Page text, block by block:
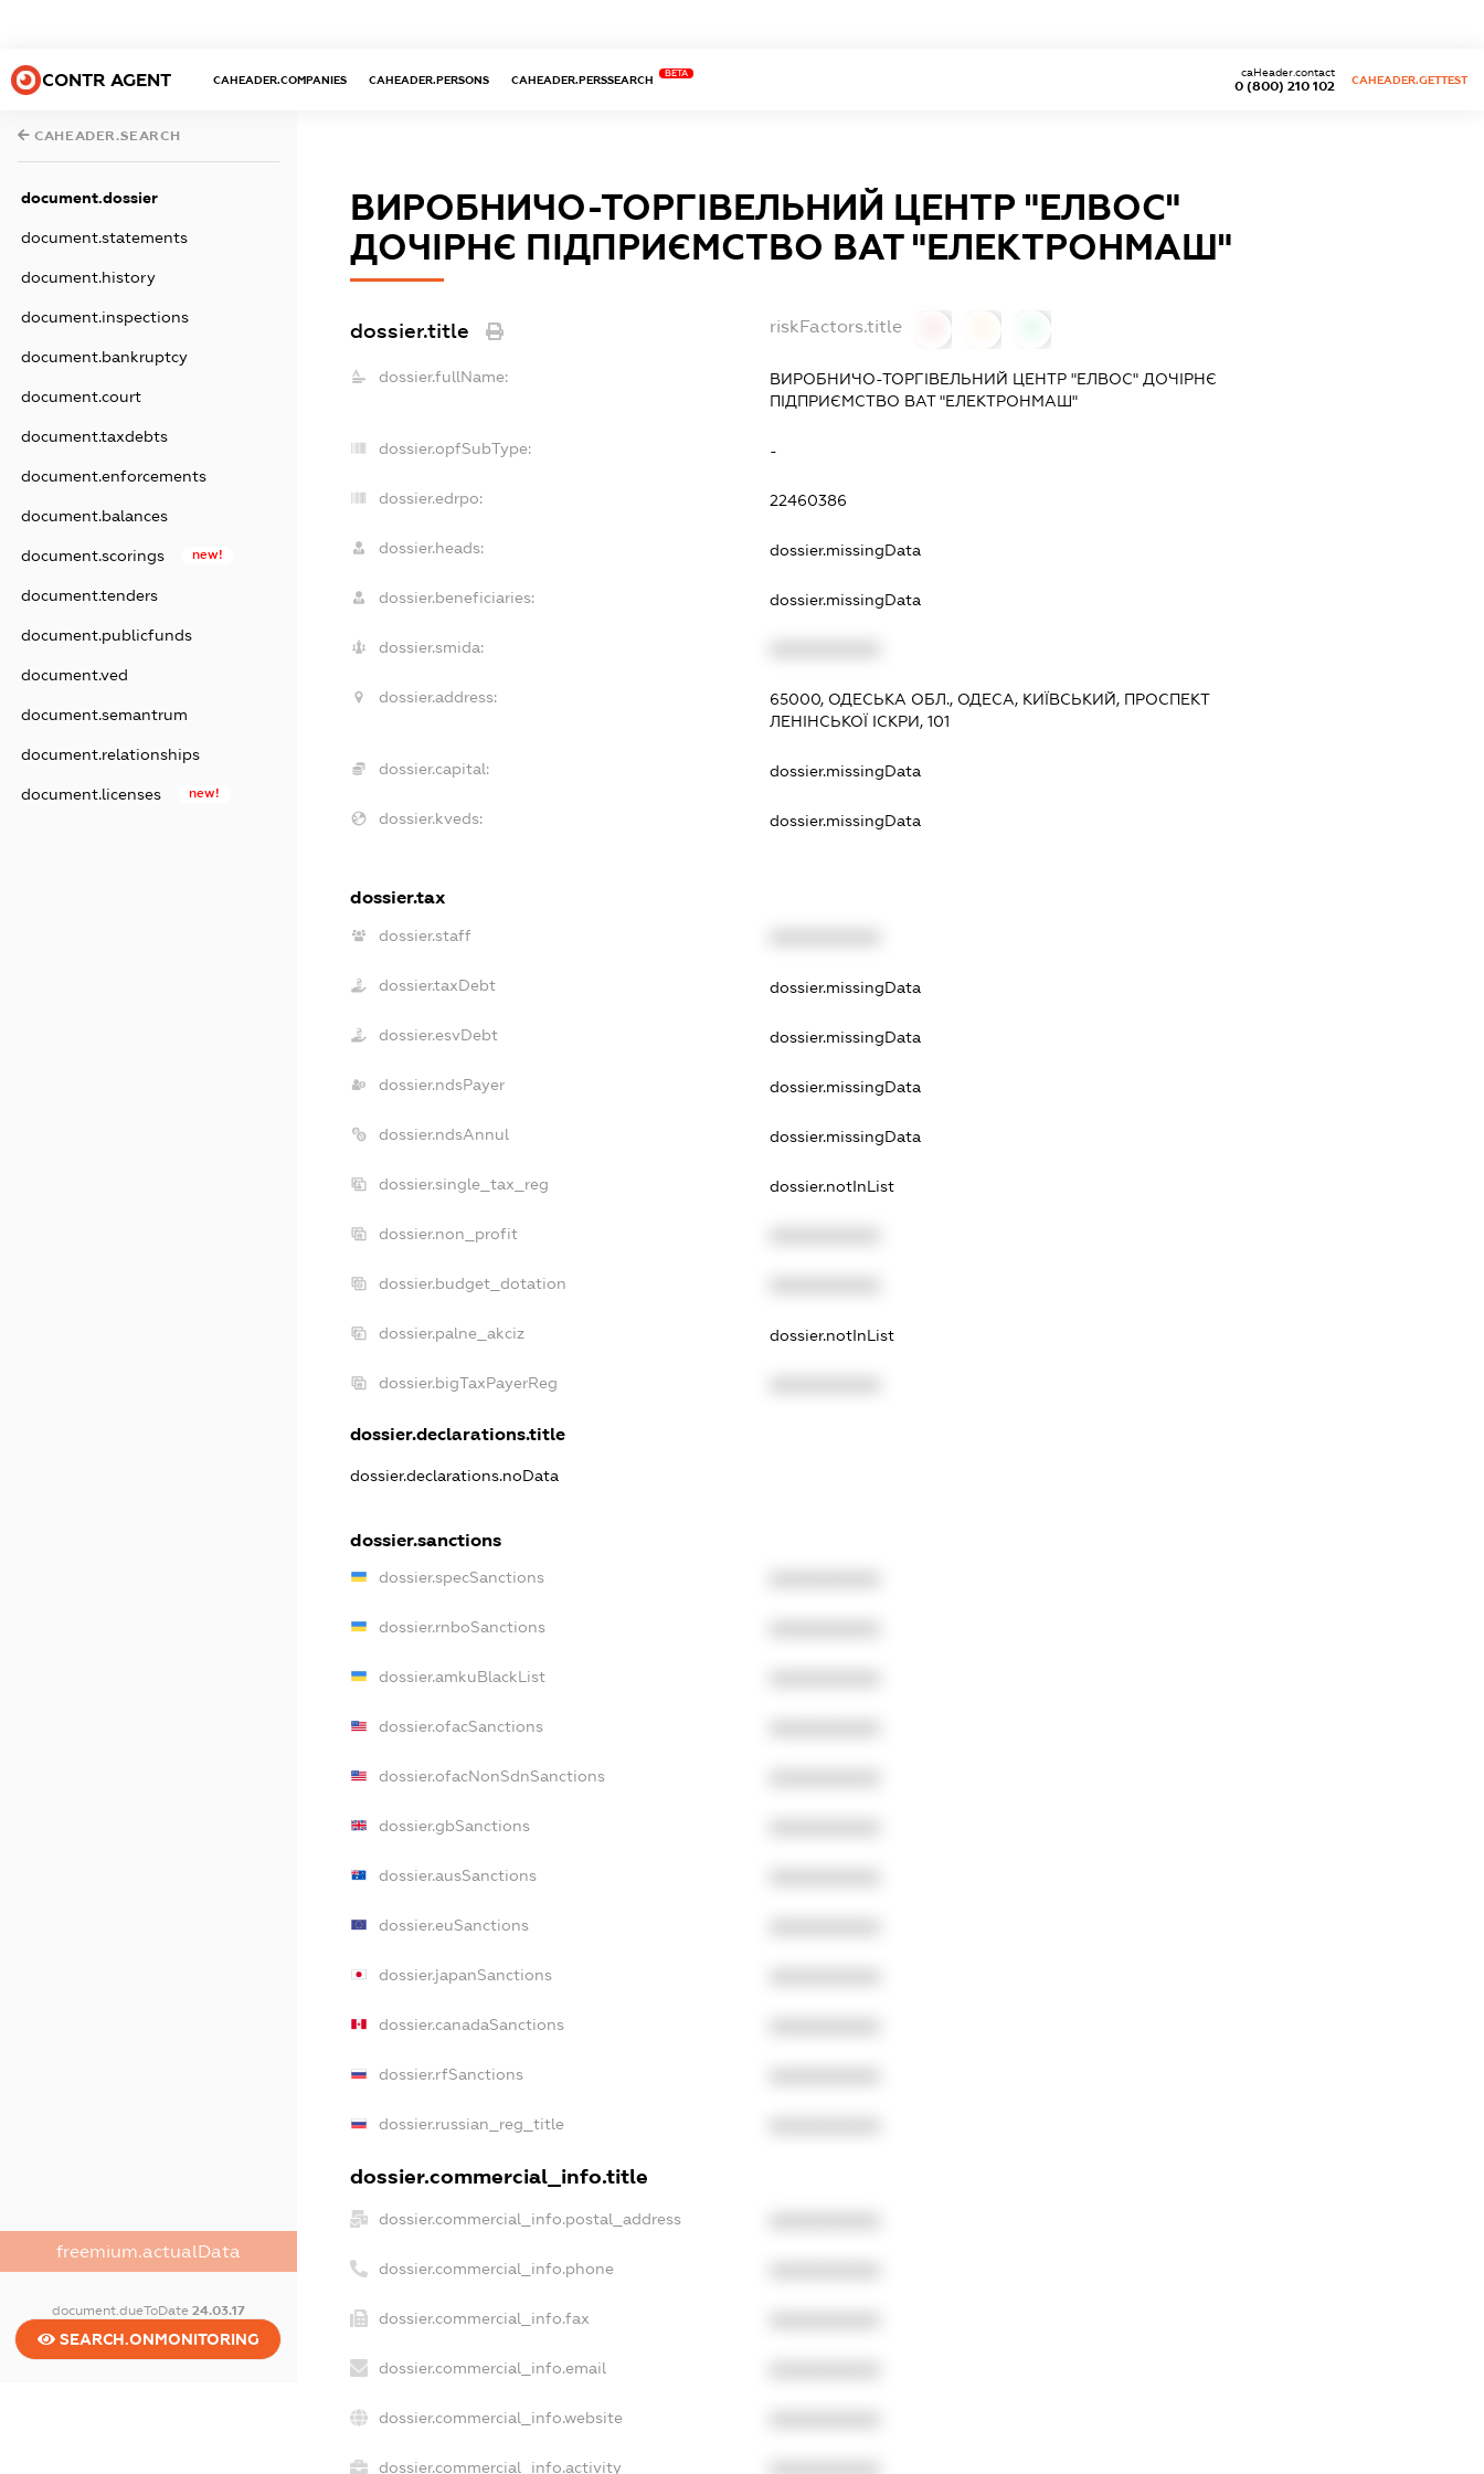
CONTR AGENT CAHEADER.COMPANIES CAHEADER.PERSONS CAHEADER.PERSSEARCH
BETA
0 (800) 210 102
caHeader.contact
CAHEADER.GETTEST
CAHEADER.SEARCH
document.dossier
document.statements
document.history
document.inspections
document.bankruptcy
document.court
document.taxdebts
document.enforcements
document.balances
document.scorings new!
document.tenders
document.publicfunds
document.ved
document.semantrum
document.relationships
document.licenses new!
freemium.actualData
document.dueToDate 24.03.17
SEARCH.ONMONITORING
ВИРОБНИЧО-ТОРГІВЕЛЬНИЙ ЦЕНТР "ЕЛВОС"
ДОЧІРНЄ ПІДПРИЄМСТВО ВАТ "ЕЛЕКТРОНМАШ"
dossier.title riskFactors.title
dossier.fullName:
ВИРОБНИЧО-ТОРГІВЕЛЬНИЙ ЦЕНТР "ЕЛВОС" ДОЧІРНЄ
ПІДПРИЄМСТВО ВАТ "ЕЛЕКТРОНМАШ"
dossier.opfSubType: -
dossier.edrpo: 22460386
dossier.heads: dossier.missingData
dossier.beneficiaries: dossier.missingData
dossier.smida:
dossier.address:
65000, ОДЕСЬКА ОБЛ., ОДЕСА, КИЇВСЬКИЙ, ПРОСПЕКТ
ЛЕНІНСЬКОЇ ІСКРИ, 101
dossier.capital: dossier.missingData
dossier.kveds: dossier.missingData
dossier.tax
dossier.staff
dossier.taxDebt dossier.missingData
dossier.esvDebt dossier.missingData
dossier.ndsPayer dossier.missingData
dossier.ndsAnnul dossier.missingData
dossier.single_tax_reg dossier.notInList
dossier.non_profit
dossier.budget_dotation
dossier.palne_akciz dossier.notInList
dossier.bigTaxPayerReg
dossier.declarations.title
dossier.declarations.noData
dossier.sanctions
dossier.specSanctions
dossier.rnboSanctions
dossier.amkuBlackList
dossier.ofacSanctions
dossier.ofacNonSdnSanctions
dossier.gbSanctions
dossier.ausSanctions
dossier.euSanctions
dossier.japanSanctions
dossier.canadaSanctions
dossier.rfSanctions
dossier.russian_reg_title
dossier.commercial_info.title
dossier.commercial_info.postal_address
dossier.commercial_info.phone
dossier.commercial_info.fax
dossier.commercial_info.email
dossier.commercial_info.website
dossier.commercial_info.activity